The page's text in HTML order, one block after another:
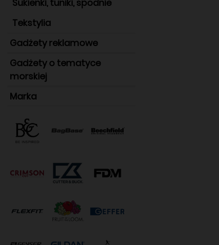
Sukienki, tuniki, spodnie
Tekstylia
Gadżety reklamowe
Gadżety o tematyce
morskiej
Marka